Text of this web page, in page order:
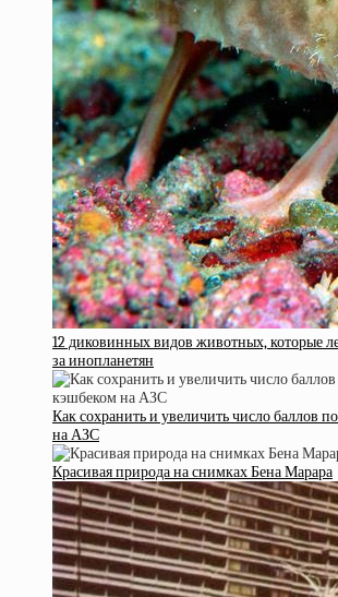
12 диковинных видов животных, которые
за инопланетян
Как сохранить и увеличить число баллов
на АЗС
Красивая природа на снимках Бена Марара